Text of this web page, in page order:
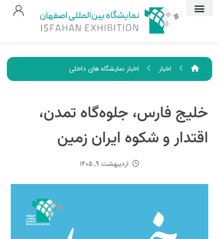
اخبار اخبار نمایشگاه های داخلی
خلیج فارس، جلوه‌گاه تمدن،
اقتدار و شکوه ایران زمین
اردیبهشت ۹, ۱۴۰۵